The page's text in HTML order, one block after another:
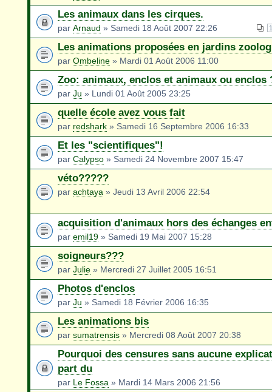
Les animaux dans les cirques.
1
par Arnaud » Samedi 18 Août 2007 22:26
Les animations proposées en jardins
par Ombeline » Mardi 01 Août 2006 11:00
Zoo: animaux, enclos et animaux ou enclos
par Ju » Lundi 01 Août 2005 23:25
quelle école avez vous fait
par redshark » Samedi 16 Septembre 2006 16:33
Et les "scientifiques"!
par Calypso » Samedi 24 Novembre 2007 15:47
véto?????
par achtaya » Jeudi 13 Avril 2006 22:54
acquisition d'animaux hors des échanges
par emil19 » Samedi 19 Mai 2007 15:28
soigneurs???
par Julie » Mercredi 27 Juillet 2005 16:51
Photos d'enclos
par Ju » Samedi 18 Février 2006 16:35
Les animations bis
par sumatrensis » Mercredi 08 Août 2007 20:38
Pourquoi des censures sans aucune
part du
par Le Fossa » Mardi 14 Mars 2006 21:56